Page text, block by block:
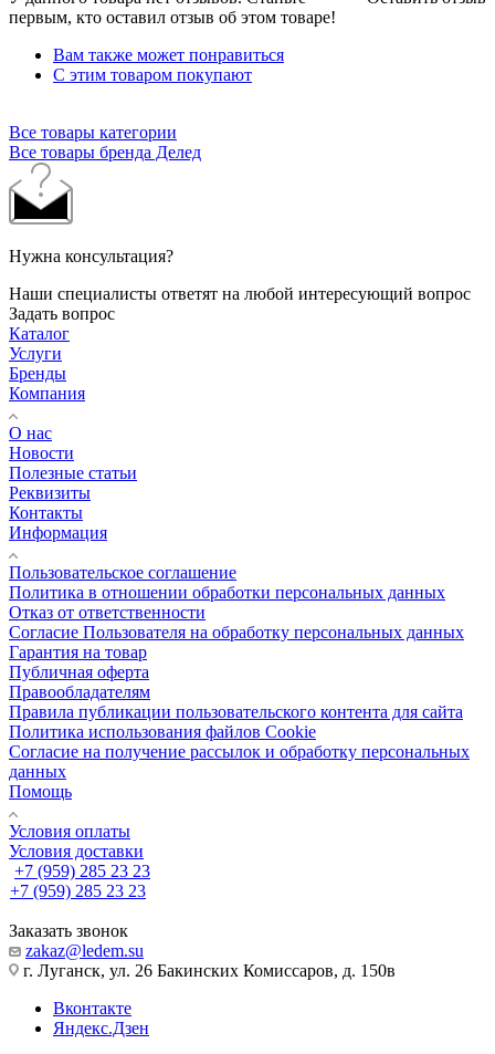
первым, кто оставил отзыв об этом товаре!
Вам также может понравиться
С этим товаром покупают
Все товары категории
Все товары бренда Делед
Нужна консультация?
Наши специалисты ответят на любой интересующий вопрос
Задать вопрос
Каталог
Услуги
Бренды
Компания
О нас
Новости
Полезные статьи
Реквизиты
Контакты
Информация
Пользовательское соглашение
Политика в отношении обработки персональных данных
Отказ от ответственности
Согласие Пользователя на обработку персональных данных
Гарантия на товар
Публичная оферта
Правообладателям
Правила публикации пользовательского контента для сайта
Политика использования файлов Cookie
Согласие на получение рассылок и обработку персональных
данных
Помощь
Условия оплаты
Условия доставки
+7 (959) 285 23 23
+7 (959) 285 23 23
Заказать звонок
zakaz@ledem.su
г. Луганск, ул. 26 Бакинских Комиссаров, д. 150в
Вконтакте
Яндекс.Дзен